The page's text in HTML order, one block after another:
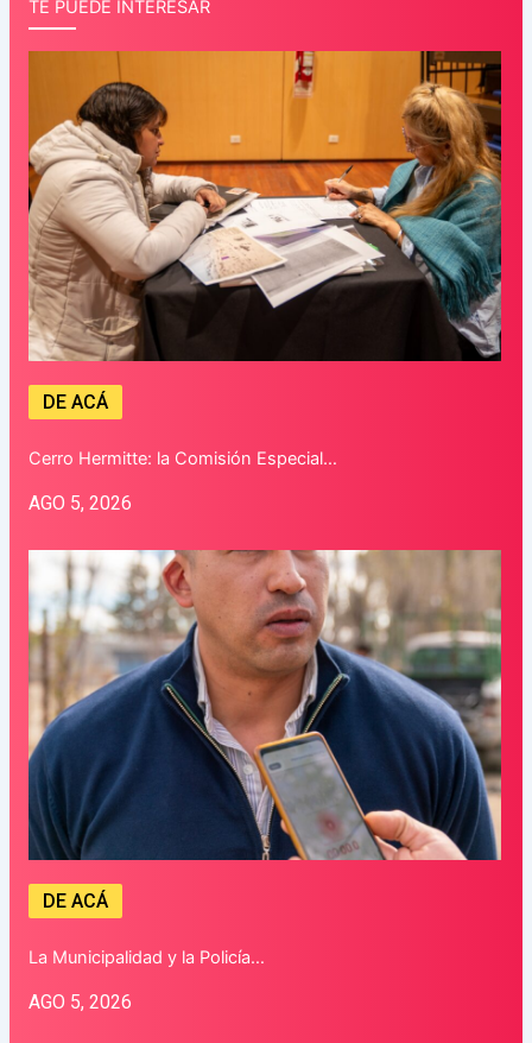
TE PUEDE INTERESAR
DE ACÁ
Cerro Hermitte: la Comisión Especial…
AGO 5, 2026
DE ACÁ
La Municipalidad y la Policía…
AGO 5, 2026